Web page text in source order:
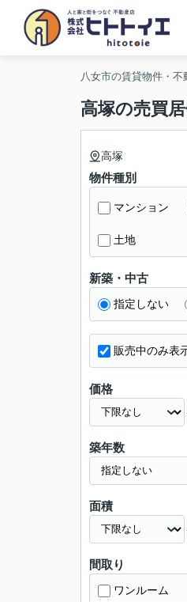
八女市の賃貸物件・
高塚の売買
高塚
物件種別
マンション
土地
新築・中古
指定しない
販売中のみ表
価格
築年数
面積
間取り
ワンルーム